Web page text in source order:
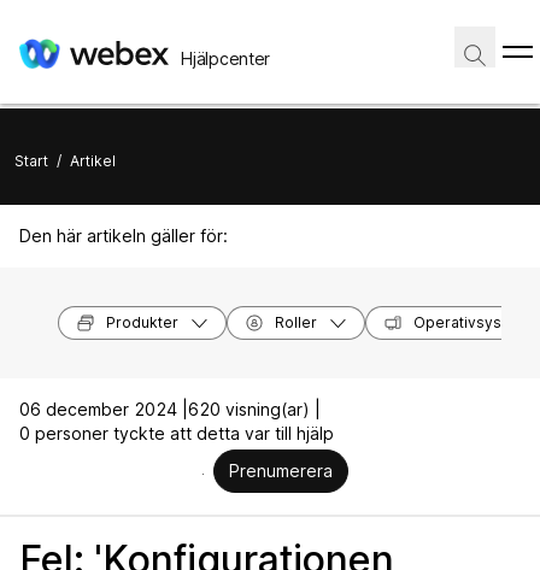
Hjälpcenter
Start / Artikel
Den här artikeln gäller för:
Produkter Roller Operativsystem
06 december 2024 | 620 visning(ar) |
0 personer tyckte att detta var till hjälp
Prenumerera
Fel: 'Konfigurationen